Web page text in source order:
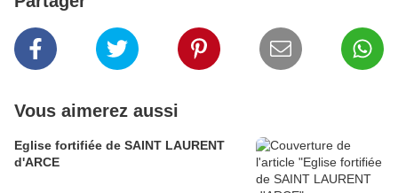
Vous aimerez aussi
Eglise fortifiée de SAINT LAURENT
d'ARCE